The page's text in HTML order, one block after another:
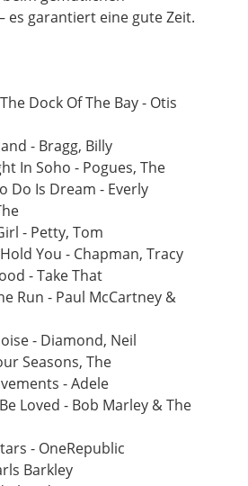
es garantiert eine gute Zeit.
Dock Of The Bay - Otis
- Bragg, Billy
In Soho - Pogues, The
Do Is Dream - Everly
- Petty, Tom
You - Chapman, Tracy
- Take That
Run - Paul McCartney &
- Diamond, Neil
Seasons, The
- Adele
Loved - Bob Marley & The
- OneRepublic
Barkley